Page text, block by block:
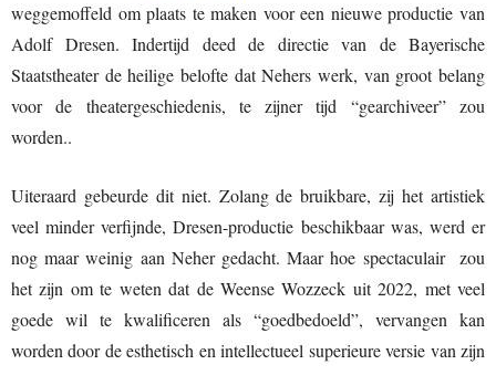
weggemoffeld om plaats te maken voor een nieuwe productie van
Adolf Dresen. Indertijd deed de directie van de Bayerische
Staatstheater de heilige belofte dat Nehers werk, van groot belang
voor de theatergeschiedenis, te zijner tijd “gearchiveer” zou
worden..
Uiteraard gebeurde dit niet. Zolang de bruikbare, zij het artistiek
veel minder verfijnde, Dresen-productie beschikbaar was, werd er
nog maar weinig aan Neher gedacht. Maar hoe spectaculair zou
het zijn om te weten dat de Weense Wozzeck uit 2022, met veel
goede wil te kwalificeren als “goedbedoeld”, vervangen kan
worden door de esthetisch en intellectueel superieure versie van zijn